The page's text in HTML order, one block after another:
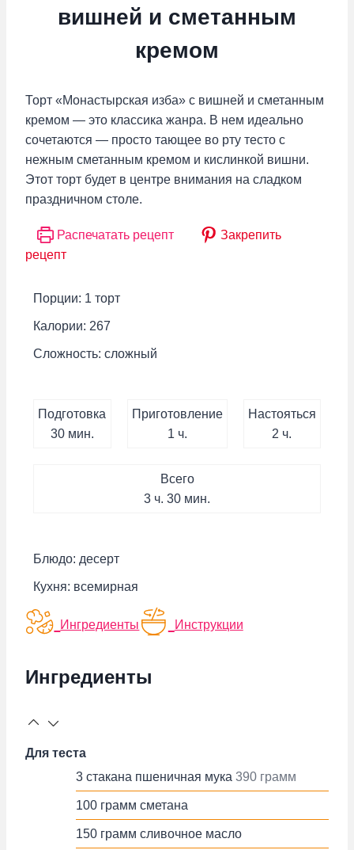
вишней и сметанным
кремом
Торт «Монастырская изба» с вишней и сметанным
кремом — это классика жанра. В нем идеально
сочетаются — просто тающее во рту тесто с
нежным сметанным кремом и кислинкой вишни.
Этот торт будет в центре внимания на сладком
праздничном столе.
Распечатать рецепт
Закрепить
рецепт
Порции: 1 торт
Калории: 267
Сложность: сложный
Подготовка
30минут
мин.
Приготовление
1 час
ч.
Настояться
Настояться
2 час.
ч.
Всего
3час.
ч. 30минут
мин.
Блюдо: десерт
Кухня: всемирная
Ингредиенты Инструкции
Ингредиенты
Для теста
3 стакана пшеничная мука 390 грамм
100 грамм сметана
150 грамм сливочное масло